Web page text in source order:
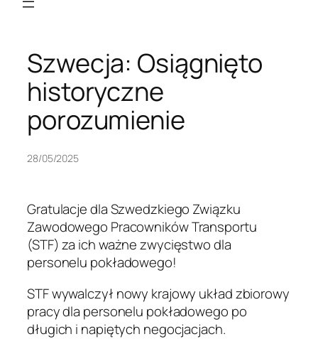
Szwecja: Osiągnięto
historyczne
porozumienie
28/05/2025
Gratulacje dla Szwedzkiego Związku
Zawodowego Pracowników Transportu
(STF) za ich ważne zwycięstwo dla
personelu pokładowego!
STF wywalczył nowy krajowy układ zbiorowy
pracy dla personelu pokładowego po
długich i napiętych negocjacjach.